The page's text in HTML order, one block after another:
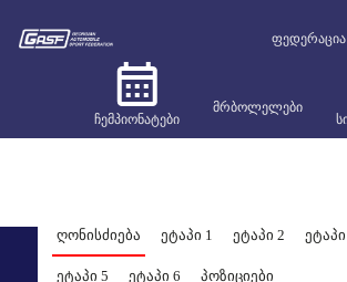
ფედერაცია
ჩემპიონატები
მრბოლელები
ღონისძიება ეტაპი 1 ეტაპი 2 ეტაპი
ეტაპი 5 ეტაპი 6 პოზიციები